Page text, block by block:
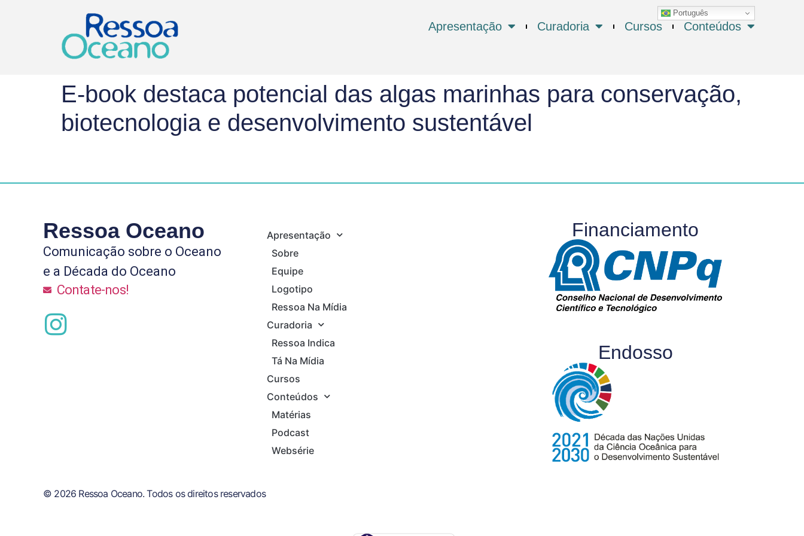
Português
Apresentação Curadoria Cursos Conteúdos
E-book destaca potencial das algas marinhas para conservação,
biotecnologia e desenvolvimento sustentável
Ressoa Oceano
Comunicação sobre o Oceano
e a Década do Oceano
Contate-nos!
Apresentação
Sobre
Equipe
Logotipo
Ressoa Na Mídia
Curadoria
Ressoa Indica
Tá Na Mídia
Cursos
Conteúdos
Matérias
Podcast
Websérie
Financiamento
Endosso
© 2026 Ressoa Oceano. Todos os direitos reservados